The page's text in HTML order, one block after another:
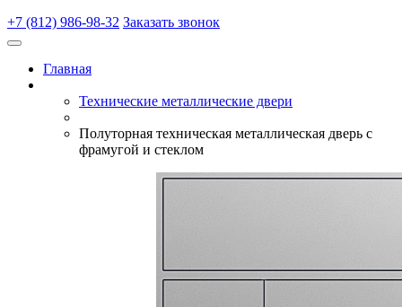
+7 (812) 986-98-32 Заказать звонок
Главная
Технические металлические двери
Полуторная техническая металлическая дверь с
фрамугой и стеклом